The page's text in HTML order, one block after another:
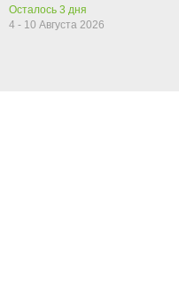
Осталось 3 дня
4 - 10 Августа 2026